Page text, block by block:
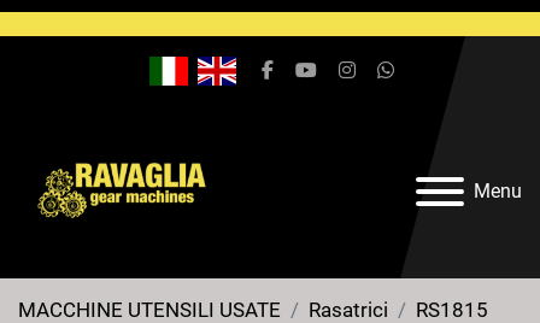
Menu
facebookyoutubeinstagramwhatsapp
MACCHINE UTENSILI USATE Rasatrici RS1815